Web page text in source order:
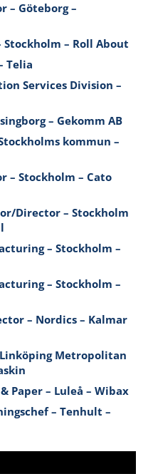
– Göteborg –
Stockholm – Roll About
Telia
Services Division –
– Gekomm AB
kommun –
– Stockholm – Cato
Director – Stockholm
– Stockholm –
– Stockholm –
– Nordics – Kalmar
Metropolitan
Paper – Luleå – Wibax
– Tenhult –